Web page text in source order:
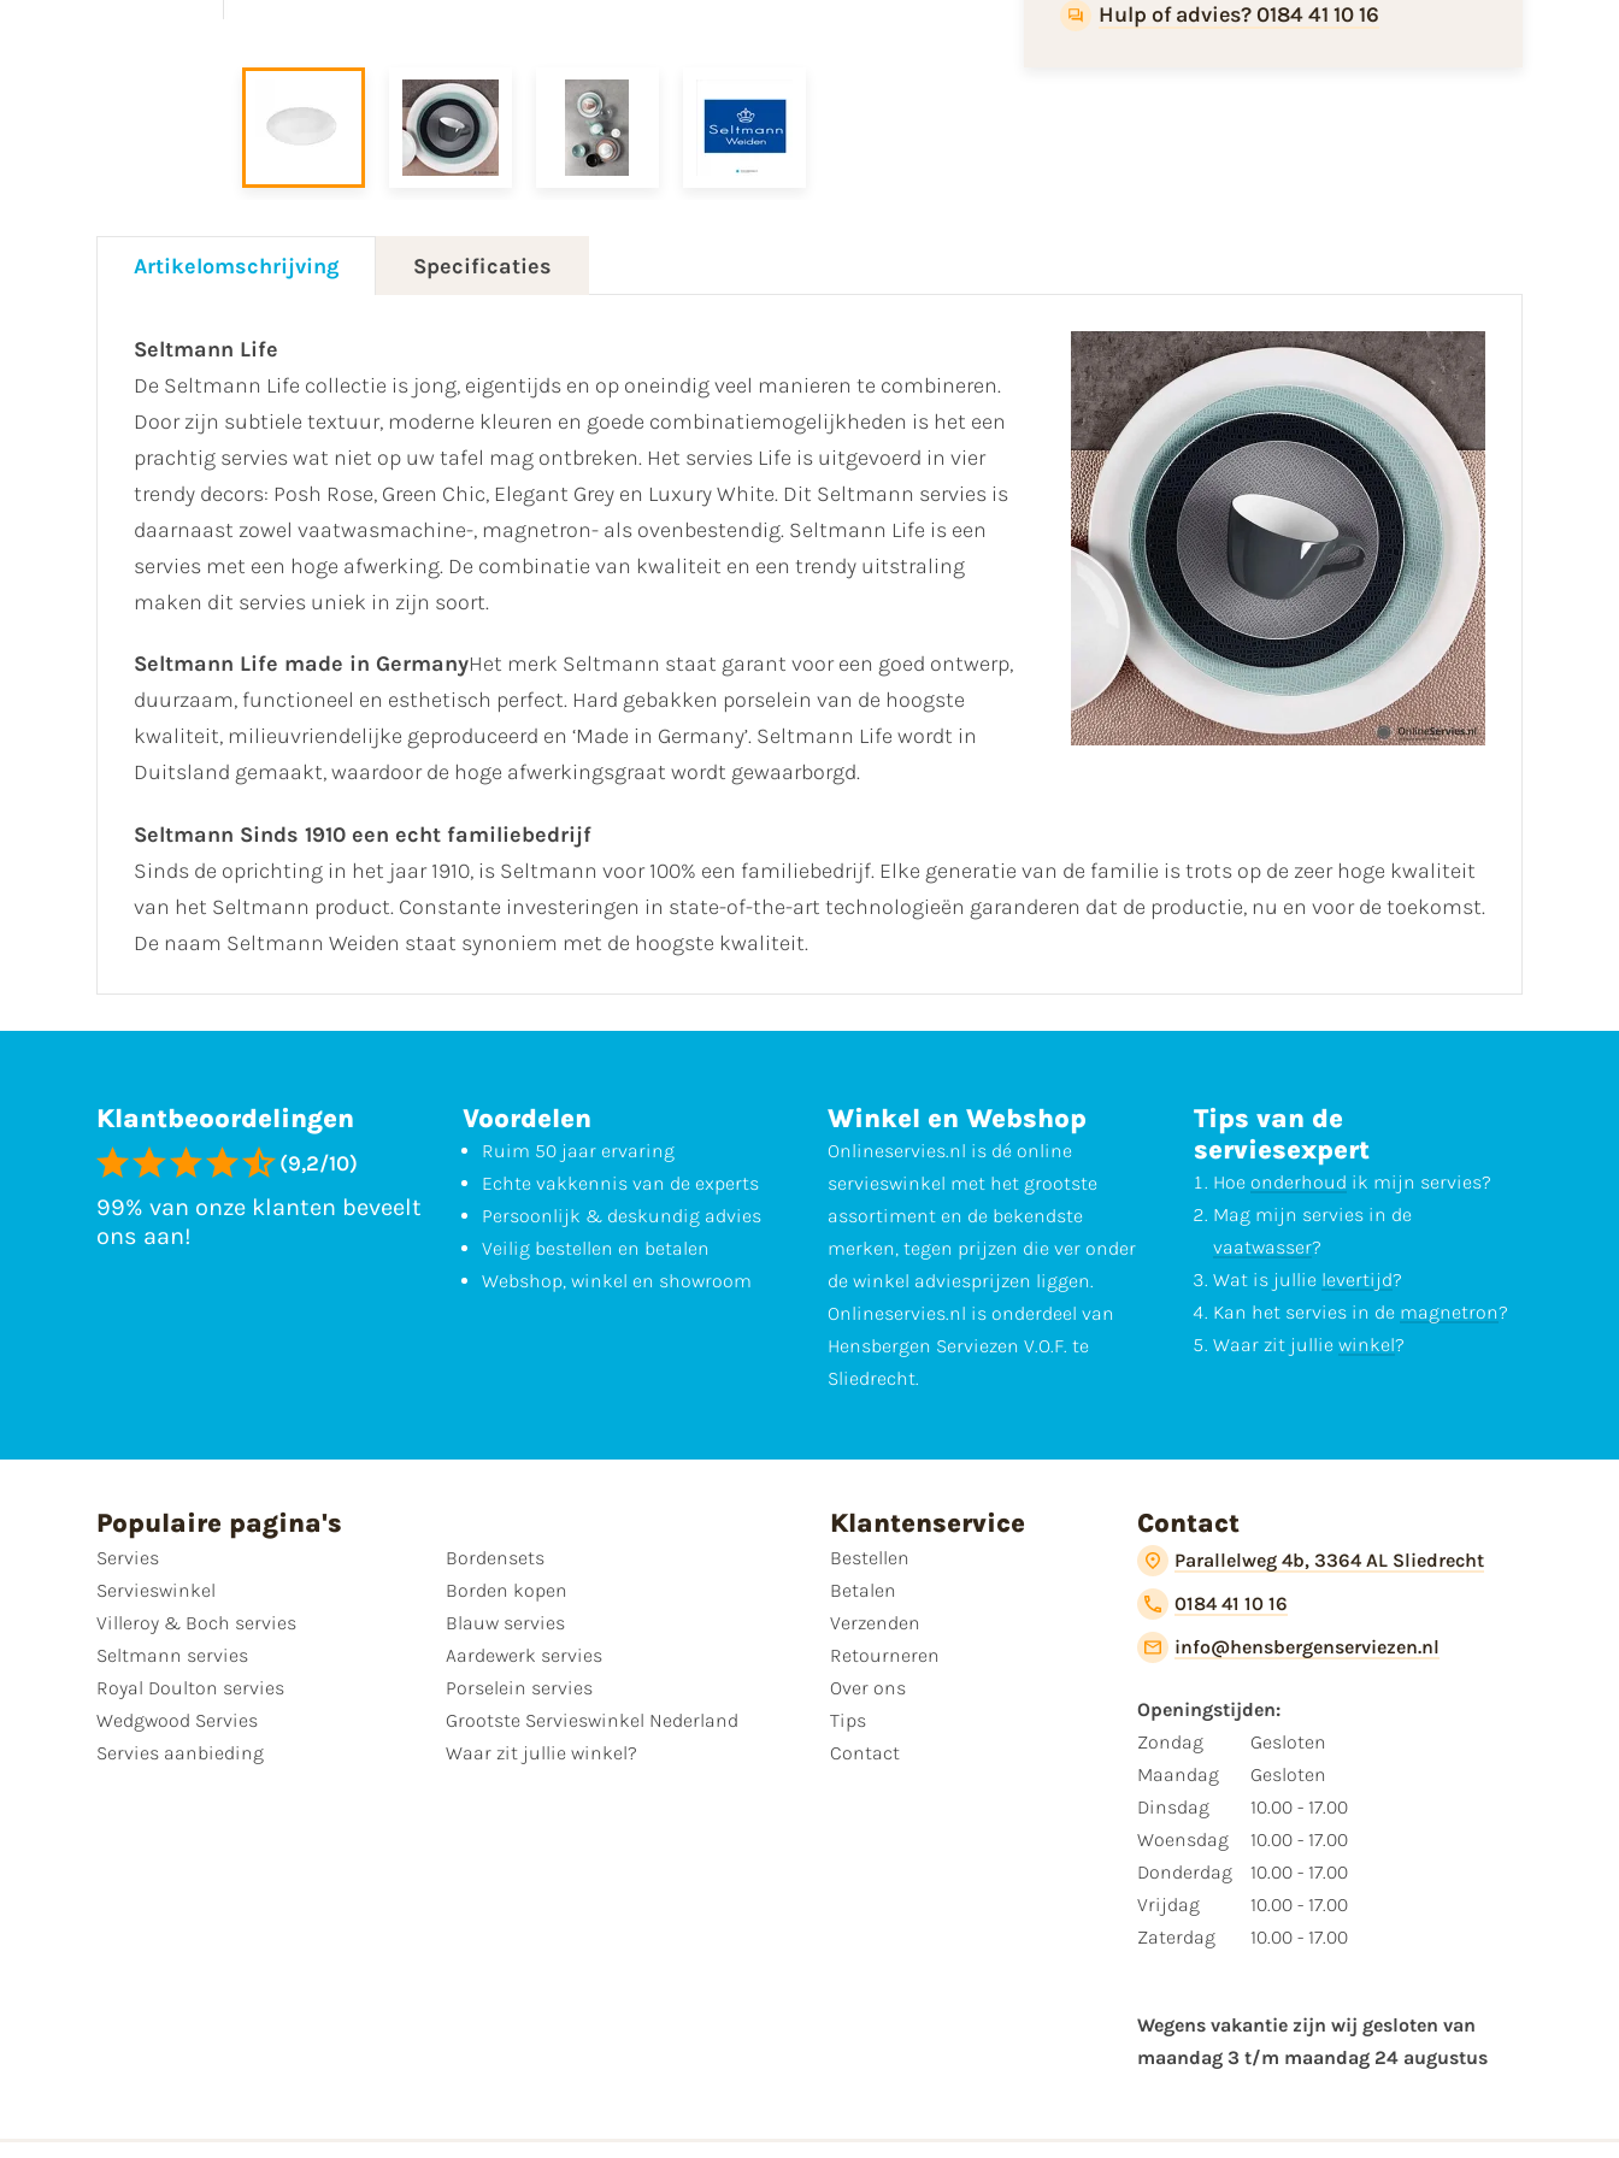
Hulp of advies? 0184 41 10 16
Artikelomschrijving Specificaties
Seltmann Life
De Seltmann Life collectie is jong, eigentijds en op oneindig veel manieren te combineren.
Door zijn subtiele textuur, moderne kleuren en goede combinatiemogelijkheden is het een
prachtig servies wat niet op uw tafel mag ontbreken. Het servies Life is uitgevoerd in vier
trendy decors: Posh Rose, Green Chic, Elegant Grey en Luxury White. Dit Seltmann servies is
daarnaast zowel vaatwasmachine-, magnetron- als ovenbestendig. Seltmann Life is een
servies met een hoge afwerking. De combinatie van kwaliteit en een trendy uitstraling
maken dit servies uniek in zijn soort.
Seltmann Life made in GermanyHet merk Seltmann staat garant voor een goed ontwerp,
duurzaam, functioneel en esthetisch perfect. Hard gebakken porselein van de hoogste
kwaliteit, milieuvriendelijke geproduceerd en ‘Made in Germany’. Seltmann Life wordt in
Duitsland gemaakt, waardoor de hoge afwerkingsgraat wordt gewaarborgd.
Seltmann Sinds 1910 een echt familiebedrijf
Sinds de oprichting in het jaar 1910, is Seltmann voor 100% een familiebedrijf. Elke generatie van de familie is trots op de zeer hoge kwaliteit
van het Seltmann product. Constante investeringen in state-of-the-art technologieën garanderen dat de productie, nu en voor de toekomst.
De naam Seltmann Weiden staat synoniem met de hoogste kwaliteit.
Klantbeoordelingen
(9,2/10)
99% van onze klanten beveelt
ons aan!
Voordelen
Ruim 50 jaar ervaring
Echte vakkennis van de experts
Persoonlijk & deskundig advies
Veilig bestellen en betalen
Webshop, winkel en showroom
Winkel en Webshop
Onlineservies.nl is dé online
servieswinkel met het grootste
assortiment en de bekendste
merken, tegen prijzen die ver onder
de winkel adviesprijzen liggen.
Onlineservies.nl is onderdeel van
Hensbergen Serviezen V.O.F. te
Sliedrecht.
Tips van de
serviesexpert
Hoe onderhoud ik mijn servies?
Mag mijn servies in de
vaatwasser?
Wat is jullie levertijd?
Kan het servies in de magnetron?
Waar zit jullie winkel?
Populaire pagina's
Servies
Servieswinkel
Villeroy & Boch servies
Seltmann servies
Royal Doulton servies
Wedgwood Servies
Servies aanbieding
Bordensets
Borden kopen
Blauw servies
Aardewerk servies
Porselein servies
Grootste Servieswinkel Nederland
Waar zit jullie winkel?
Klantenservice
Bestellen
Betalen
Verzenden
Retourneren
Over ons
Tips
Contact
Contact
Parallelweg 4b, 3364 AL Sliedrecht
0184 41 10 16
info@hensbergenserviezen.nl
Openingstijden:
Zondag
Maandag
Dinsdag
Woensdag
Donderdag
Vrijdag
Zaterdag
Gesloten
Gesloten
10.00 - 17.00
10.00 - 17.00
10.00 - 17.00
10.00 - 17.00
10.00 - 17.00
Wegens vakantie zijn wij gesloten van ​
maandag 3 t/m maandag 24 augustus